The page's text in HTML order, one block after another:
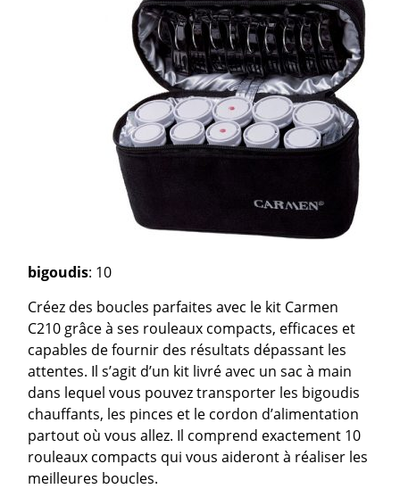
bigoudis: 10
Créez des boucles parfaites avec le kit Carmen
C210 grâce à ses rouleaux compacts, efficaces et
capables de fournir des résultats dépassant les
attentes. Il s’agit d’un kit livré avec un sac à main
dans lequel vous pouvez transporter les bigoudis
chauffants, les pinces et le cordon d’alimentation
partout où vous allez. Il comprend exactement 10
rouleaux compacts qui vous aideront à réaliser les
meilleures boucles.